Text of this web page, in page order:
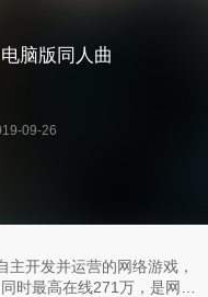
脑版同人曲
09-26
主开发并运营的网络游戏，
时最高在线271万，是网易